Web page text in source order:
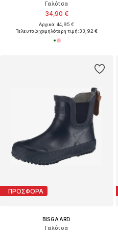
Γαλότσα
34,90 €
Αρχικά: 44,95 €
Τελευταία χαμηλότερη τιμή:33,92 €
ΠΡΟΣΦΟΡΑ
BISGAARD
Γαλότσα